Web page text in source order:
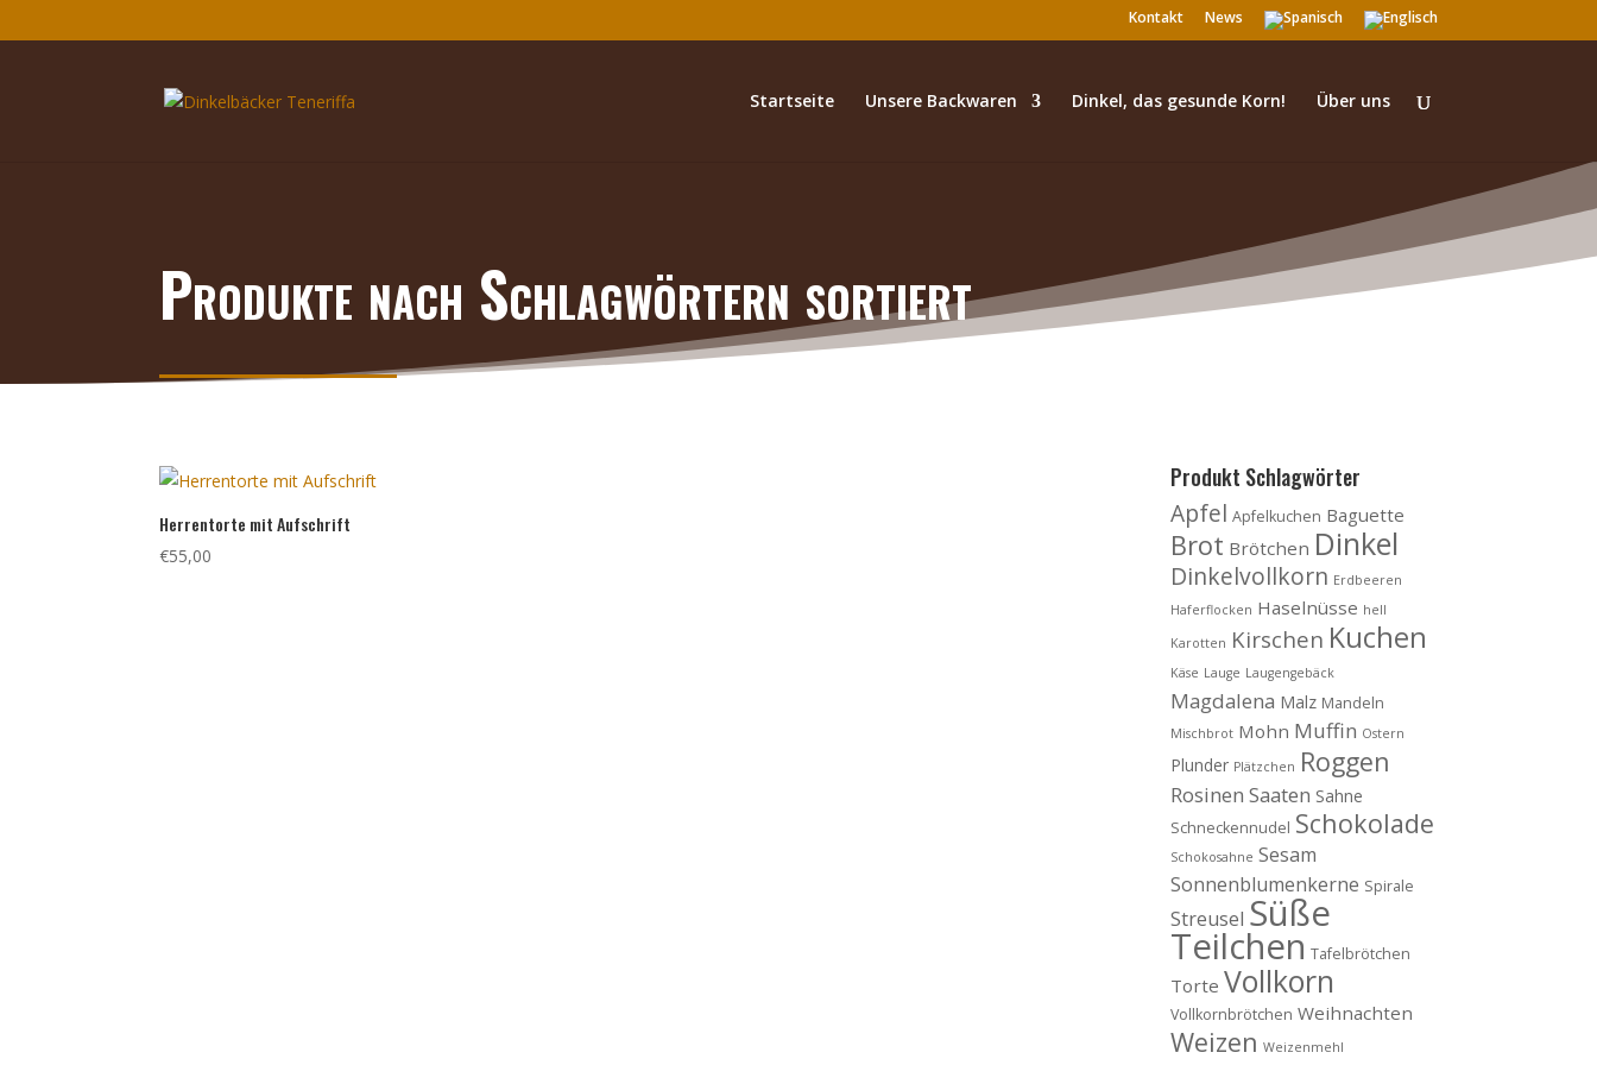
Kontakt News
Startseite Unsere Backwaren Dinkel, das gesunde Korn! Über uns
Produkte nach Schlagwörtern sortiert
Herrentorte mit Aufschrift
€55,00
Produkt Schlagwörter
Apfel Apfelkuchen Baguette
Brot Brötchen Dinkel
Dinkelvollkorn Erdbeeren
Haferflocken Haselnüsse hell
Karotten Kirschen Kuchen
Käse Lauge Laugengebäck
Magdalena Malz Mandeln
Mischbrot Mohn Muffin Ostern
Plunder Plätzchen Roggen
Rosinen Saaten Sahne
Schneckennudel Schokolade
Schokosahne Sesam
Sonnenblumenkerne Spirale
Streusel Süße
Teilchen Tafelbrötchen
Torte Vollkorn
Vollkornbrötchen Weihnachten
Weizen Weizenmehl